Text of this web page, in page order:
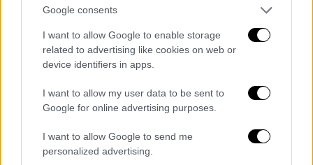
Google consents
I want to allow Google to enable storage
related to advertising like cookies on web or
device identifiers in apps.
I want to allow my user data to be sent to
Google for online advertising purposes.
I want to allow Google to send me
personalized advertising.
των εκθεμάτων καθιστά δύσκολο ν'
μόνο επίσκεψη. Επίσης,φοιτητές και άτομα
άνω των 65 ετών έχουν δωρεάν είσοδο
κοινότητά μας» συμπλήρωσε.
κοινωνικές ανισότητες και την αδικία